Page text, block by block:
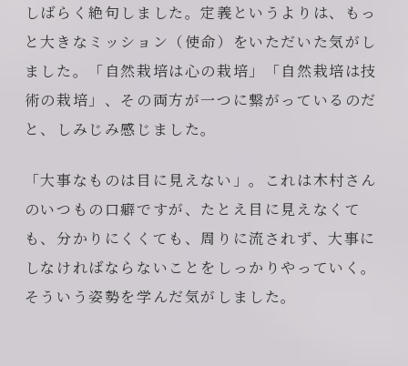
しばらく絶句しました。定義というよりは、もっ
と大きなミッション（使命）をいただいた気がし
ました。「自然栽培は心の栽培」「自然栽培は技
術の栽培」、その両方が一つに繋がっているのだ
と、しみじみ感じました。
「大事なものは目に見えない」。これは木村さん
のいつもの口癖ですが、たとえ目に見えなくて
も、分かりにくくても、周りに流されず、大事に
しなければならないことをしっかりやっていく。
そういう姿勢を学んだ気がしました。